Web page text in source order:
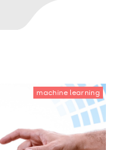
machine learning